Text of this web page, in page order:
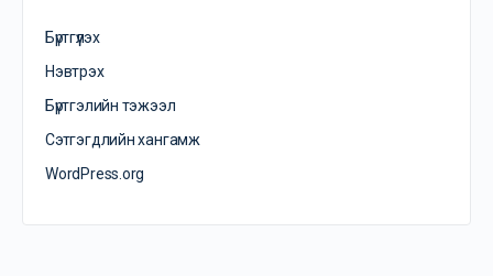
Бүртгүүлэх
Нэвтрэх
Бүртгэлийн тэжээл
Сэтгэгдлийн хангамж
WordPress.org